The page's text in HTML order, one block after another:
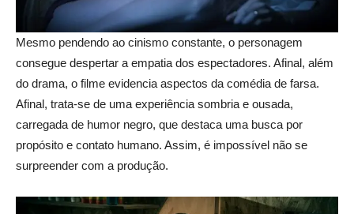
Mesmo pendendo ao cinismo constante, o personagem
consegue despertar a empatia dos espectadores. Afinal, além
do drama, o filme evidencia aspectos da comédia de farsa.
Afinal, trata-se de uma experiência sombria e ousada,
carregada de humor negro, que destaca uma busca por
propósito e contato humano. Assim, é impossível não se
surpreender com a produção.